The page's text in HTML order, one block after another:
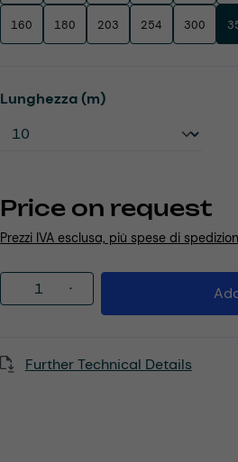
Price on request
Prezzi IVA esclusa, più spese di
160 180 203 254 300
Select
Lunghezza (m)
Product Quantity:
Further Technical Details